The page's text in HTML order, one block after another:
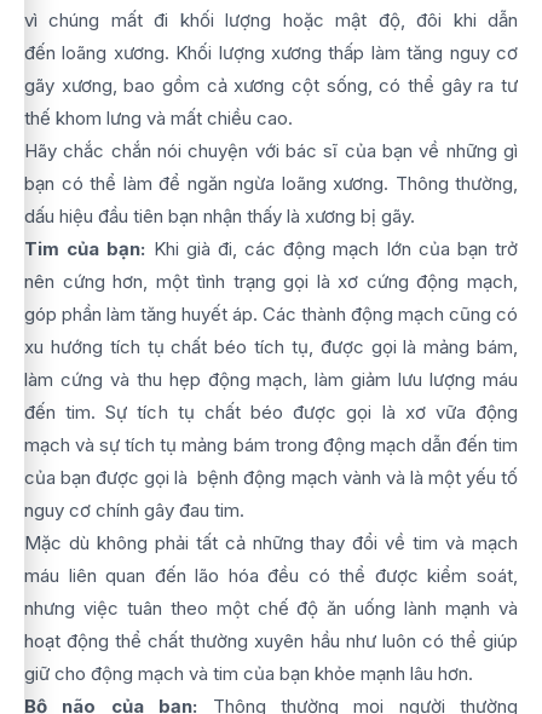
vì chúng mất đi khối lượng hoặc mật độ, đôi khi dẫn
đến loãng xương. Khối lượng xương thấp làm tăng nguy cơ
gãy xương, bao gồm cả xương cột sống, có thể gây ra tư
thế khom lưng và mất chiều cao.
Hãy chắc chắn nói chuyện với bác sĩ của bạn về những gì
bạn có thể làm để ngăn ngừa loãng xương. Thông thường,
dấu hiệu đầu tiên bạn nhận thấy là xương bị gãy.
Tim của bạn: Khi già đi, các động mạch lớn của bạn trở
nên cứng hơn, một tình trạng gọi là xơ cứng động mạch,
góp phần làm tăng huyết áp. Các thành động mạch cũng có
xu hướng tích tụ chất béo tích tụ, được gọi là mảng bám,
làm cứng và thu hẹp động mạch, làm giảm lưu lượng máu
đến tim. Sự tích tụ chất béo được gọi là xơ vữa động
mạch và sự tích tụ mảng bám trong động mạch dẫn đến tim
của bạn được gọi là bệnh động mạch vành và là một yếu tố
nguy cơ chính gây đau tim.
Mặc dù không phải tất cả những thay đổi về tim và mạch
máu liên quan đến lão hóa đều có thể được kiểm soát,
nhưng việc tuân theo một chế độ ăn uống lành mạnh và
hoạt động thể chất thường xuyên hầu như luôn có thể giúp
giữ cho động mạch và tim của bạn khỏe mạnh lâu hơn.
Bộ não của bạn: Thông thường mọi người thường